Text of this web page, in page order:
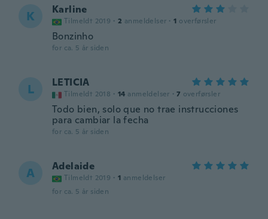
K Karline
Tilmeldt 2019 · 2 anmeldelser · 1 overførsler
Bonzinho
for ca. 5 år siden
L LETICIA
Tilmeldt 2018 · 14 anmeldelser · 7 overførsler
Todo bien, solo que no trae instrucciones
para cambiar la fecha
for ca. 5 år siden
A Adelaide
Tilmeldt 2019 · 1 anmeldelser
for ca. 5 år siden